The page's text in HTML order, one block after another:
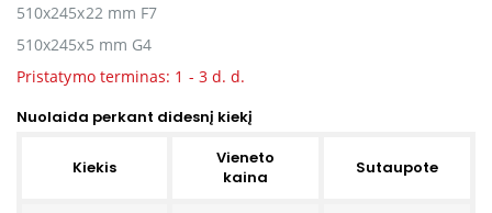
510x245x22 mm F7
510x245x5 mm G4
Pristatymo terminas: 1 - 3 d. d.
Nuolaida perkant didesnį kiekį
Kiekis
Vieneto
kaina
Sutaupote